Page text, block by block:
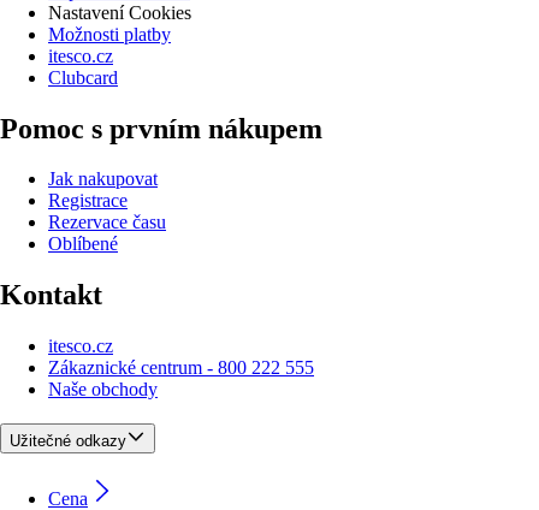
Nastavení Cookies
Možnosti platby
itesco.cz
Clubcard
Pomoc s prvním nákupem
Jak nakupovat
Registrace
Rezervace času
Oblíbené
Kontakt
itesco.cz
Zákaznické centrum - 800 222 555
Naše obchody
Užitečné odkazy
Cena